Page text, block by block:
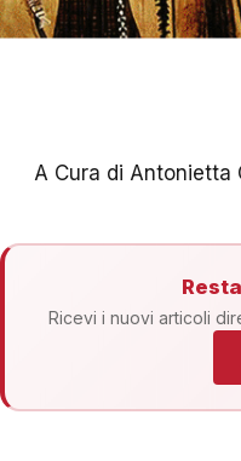
A Cura di Antonietta
Ricevi i nuovi articoli